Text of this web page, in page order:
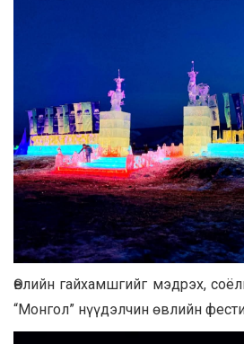
Өвлийн гайхамшгийг мэдрэх,
“Монгол” нүүдэлчин өвлийн